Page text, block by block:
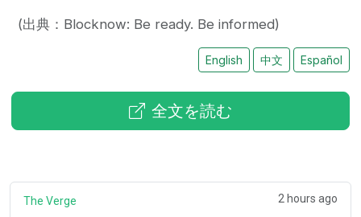
(出典：Blocknow: Be ready. Be informed)
English 中文 Español
全文を読む
The Verge 2 hours ago